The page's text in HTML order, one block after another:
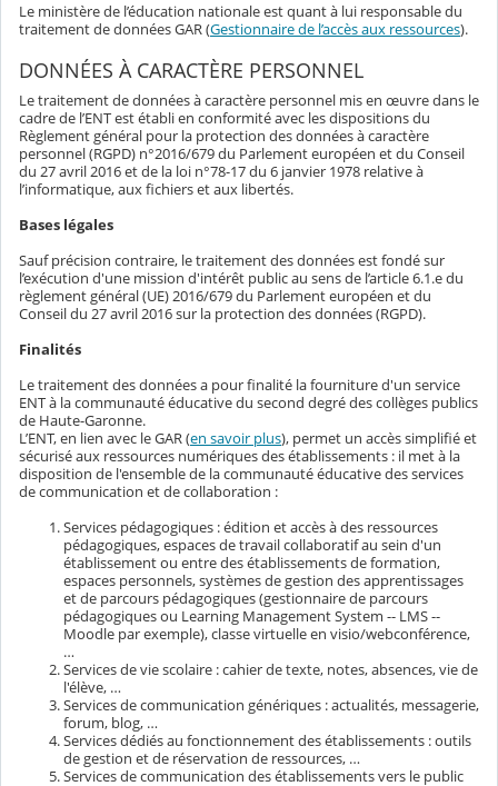
Le ministère de l’éducation nationale est quant à lui responsable du
traitement de données GAR (Gestionnaire de l’accès aux ressources).
DONNÉES À CARACTÈRE PERSONNEL
Le traitement de données à caractère personnel mis en œuvre dans le
cadre de l’ENT est établi en conformité avec les dispositions du
Règlement général pour la protection des données à caractère
personnel (RGPD) n°2016/679 du Parlement européen et du Conseil
du 27 avril 2016 et de la loi n°78-17 du 6 janvier 1978 relative à
l’informatique, aux fichiers et aux libertés.
Bases légales
Sauf précision contraire, le traitement des données est fondé sur
l’exécution d'une mission d'intérêt public au sens de l’article 6.1.e du
règlement général (UE) 2016/679 du Parlement européen et du
Conseil du 27 avril 2016 sur la protection des données (RGPD).
Finalités
Le traitement des données a pour finalité la fourniture d'un service
ENT à la communauté éducative du second degré des collèges publics
de Haute-Garonne.
L’ENT, en lien avec le GAR (en savoir plus), permet un accès simplifié et
sécurisé aux ressources numériques des établissements : il met à la
disposition de l'ensemble de la communauté éducative des services
de communication et de collaboration :
Services pédagogiques : édition et accès à des ressources
pédagogiques, espaces de travail collaboratif au sein d'un
établissement ou entre des établissements de formation,
espaces personnels, systèmes de gestion des apprentissages
et de parcours pédagogiques (gestionnaire de parcours
pédagogiques ou Learning Management System -- LMS --
Moodle par exemple), classe virtuelle en visio/webconférence,
…
Services de vie scolaire : cahier de texte, notes, absences, vie de
l'élève, …
Services de communication génériques : actualités, messagerie,
forum, blog, …
Services dédiés au fonctionnement des établissements : outils
de gestion et de réservation de ressources, …
Services de communication des établissements vers le public